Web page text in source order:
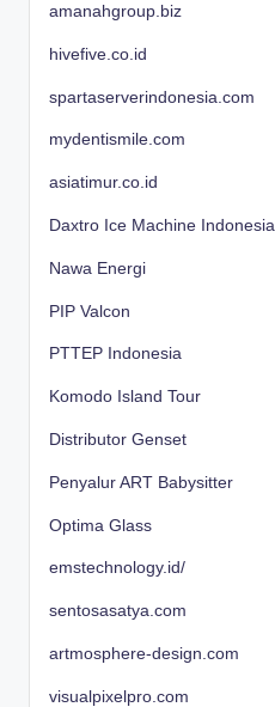
amanahgroup.biz
hivefive.co.id
spartaserverindonesia.com
mydentismile.com
asiatimur.co.id
Daxtro Ice Machine Indonesia
Nawa Energi
PIP Valcon
PTTEP Indonesia
Komodo Island Tour
Distributor Genset
Penyalur ART Babysitter
Optima Glass
emstechnology.id/
sentosasatya.com
artmosphere-design.com
visualpixelpro.com